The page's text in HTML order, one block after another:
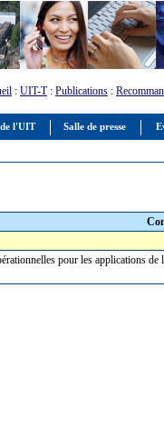
de l'UIT Salle de presse
: UIT-T: Publications :
pour les applications